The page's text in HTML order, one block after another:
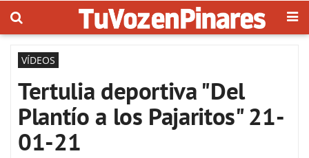
VÍDEOS
Tertulia deportiva "Del
Plantío a los Pajaritos" 21-
01-21